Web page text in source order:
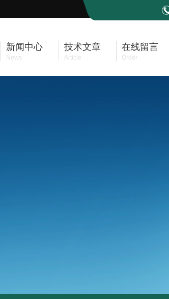
新闻中心
News
技术文章
Article
在线留言
Order